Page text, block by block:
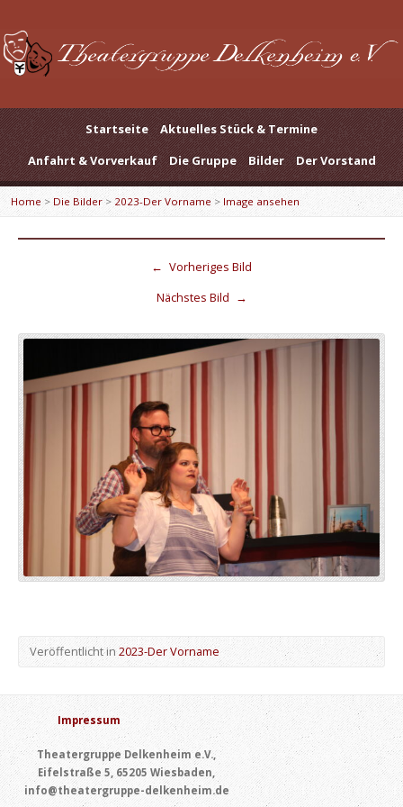
Startseite
Aktuelles Stück & Termine
Anfahrt & Vorverkauf
Die Gruppe Bilder Der Vorstand
Home > Die Bilder> 2023-Der Vorname > Image ansehen
← Vorheriges Bild
Nächstes Bild →
Veröffentlicht in2023-Der Vorname
Impressum
Theatergruppe Delkenheim e.V.,
Eifelstraße 5, 65205 Wiesbaden,
info@theatergruppe-delkenheim.de